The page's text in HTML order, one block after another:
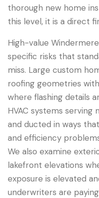
English
407-205-7228
thorough new home
this level, it is a direct
High-value
specific risks that
miss. Large custom
roofing geometries
where flashing details
HVAC systems serving
and ducted in ways
and efficiency
We also examine
lakefront elevations
exposure is elevated
underwriters are